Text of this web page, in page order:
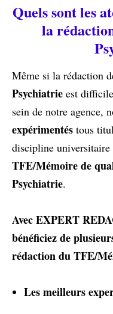
Quels sont les
la
Même si la rédaction
Psychiatrie est
sein de notre agence,
expérimentés tous
discipline universitaire
TFE/Mémoire de
Psychiatrie.
Avec EXPERT
bénéficiez de
rédaction du TFE/
Les meilleurs